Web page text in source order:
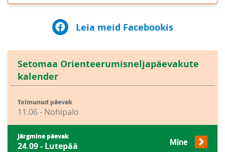
Leia meid Facebookis
Setomaa Orienteerumisneljapäevakute
kalender
Toimunud päevak
11.06 - Nohipalo
Järgmine päevak
24.09 - Lutepää Mine